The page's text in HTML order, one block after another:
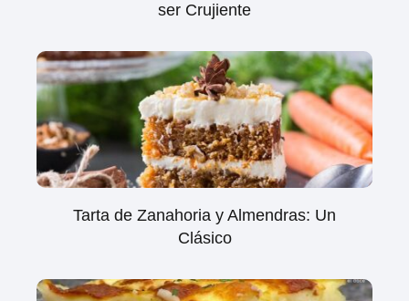
ser Crujiente
Tarta de Zanahoria y Almendras: Un
Clásico